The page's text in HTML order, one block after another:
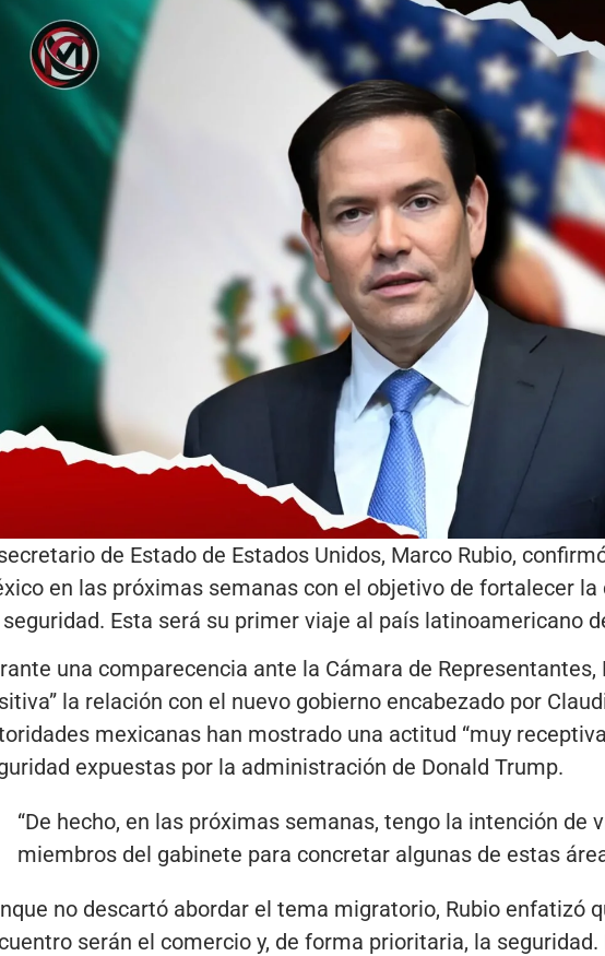
de Estado de Estados Unidos, Marco Rubio,
en las próximas semanas con el objetivo de fortalecer
seguridad. Esta será su primer viaje al país latinoamericano
una comparecencia ante la Cámara de Representantes,
la relación con el nuevo gobierno encabezado por
mexicanas han mostrado una actitud “muy
expuestas por la administración de Donald Trump.
“De hecho, en las próximas semanas, tengo la intención de
miembros del gabinete para concretar algunas de estas
no descartó abordar el tema migratorio, Rubio enfatizó
serán el comercio y, de forma prioritaria, la